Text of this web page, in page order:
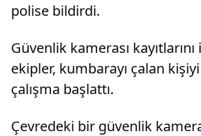
polise bildirdi.
Güvenlik kamerası
ekipler, kumbarayı çalan
çalışma başlattı.
Çevredeki bir güvenlik